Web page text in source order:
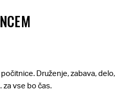
Druženje, zabava, delo,
vse bo čas.